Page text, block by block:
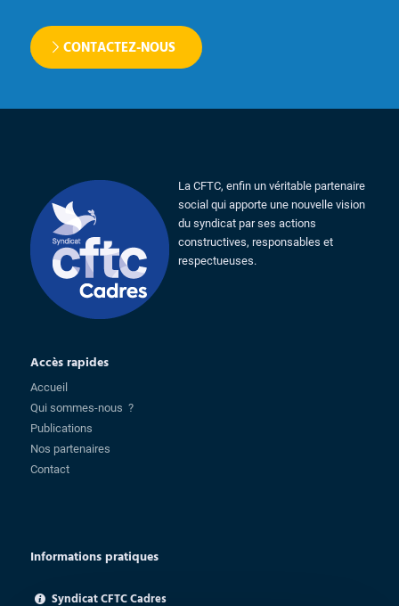
CONTACTEZ-NOUS
La CFTC, enfin un véritable partenaire
social qui apporte une nouvelle vision
du syndicat par ses actions
constructives, responsables et
respectueuses.
Accès rapides
Accueil
Qui sommes-nous ?
Publications
Nos partenaires
Contact
Informations pratiques
Syndicat CFTC Cadres